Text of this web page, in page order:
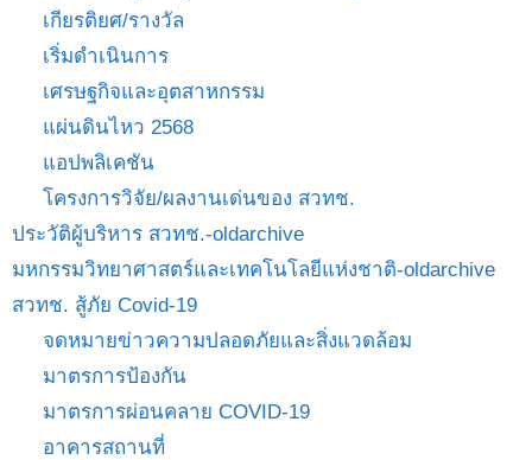
เกียรติยศ/รางวัล
เริ่มดำเนินการ
เศรษฐกิจและอุตสาหกรรม
แผ่นดินไหว 2568
แอปพลิเคชัน
โครงการวิจัย/ผลงานเด่นของ สวทช.
ประวัติผู้บริหาร สวทช.-oldarchive
มหกรรมวิทยาศาสตร์และเทคโนโลยีแห่งชาติ-oldarchive
สวทช. สู้ภัย Covid-19
จดหมายข่าวความปลอดภัยและสิ่งแวดล้อม
มาตรการป้องกัน
มาตรการผ่อนคลาย COVID-19
อาคารสถานที่